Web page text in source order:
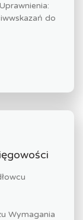
do
Wymagania